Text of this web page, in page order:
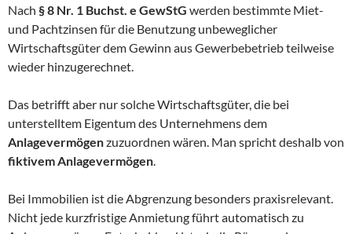
Nach § 8 Nr. 1 Buchst. e GewStG werden bestimmte Miet-
und Pachtzinsen für die Benutzung unbeweglicher
Wirtschaftsgüter dem Gewinn aus Gewerbebetrieb teilweise
wieder hinzugerechnet.
Das betrifft aber nur solche Wirtschaftsgüter, die bei
unterstelltem Eigentum des Unternehmens dem
Anlagevermögenzuzuordnen wären. Man spricht deshalb von
fiktivem Anlagevermögen
Bei Immobilien ist die Abgrenzung besonders praxisrelevant.
Nicht jede kurzfristige Anmietung führt automatisch zu